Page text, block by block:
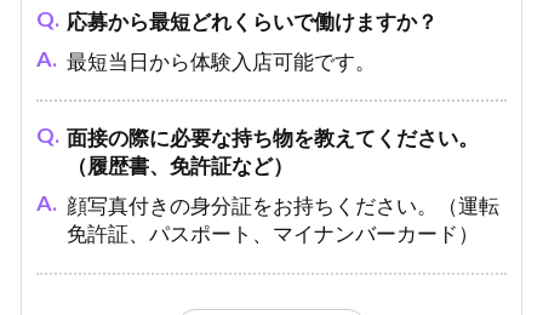
応募から最短どれくらいで働けますか？
最短当日から体験入店可能です。
面接の際に必要な持ち物を教えてください。
（履歴書、免許証など）
顔写真付きの身分証をお持ちください。（運転
免許証、パスポート、マイナンバーカード）